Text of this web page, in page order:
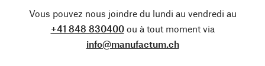
Vous pouvez nous joindre du lundi au vendredi au
+41 848 830400ou à tout moment via
info@manufactum.ch